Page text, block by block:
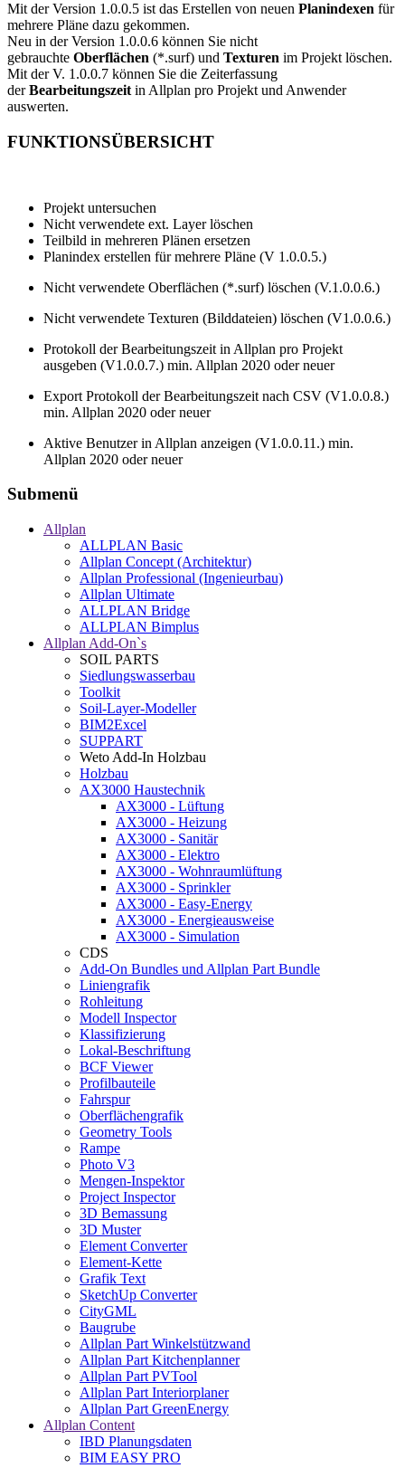
Mit der Version 1.0.0.5 ist das Erstellen von neuen Planindexen für
mehrere Pläne dazu gekommen.
Neu in der Version 1.0.0.6 können Sie nicht
gebrauchte Oberflächen (*.surf) und Texturen im Projekt löschen.
Mit der V. 1.0.0.7 können Sie die Zeiterfassung
derBearbeitungszeit in Allplan pro Projekt und Anwender
auswerten.
FUNKTIONSÜBERSICHT
Projekt untersuchen
Nicht verwendete ext. Layer löschen
Teilbild in mehreren Plänen ersetzen
Planindex erstellen für mehrere Pläne (V 1.0.0.5.)
Nicht verwendete Oberflächen (*.surf) löschen (V.1.0.0.6.)
Nicht verwendete Texturen (Bilddateien) löschen (V1.0.0.6.)
Protokoll der Bearbeitungszeit in Allplan pro Projekt
ausgeben (V1.0.0.7.) min. Allplan 2020 oder neuer
Export Protokoll der Bearbeitungszeit nach CSV (V1.0.0.8.)
min. Allplan 2020 oder neuer
Aktive Benutzer in Allplan anzeigen (V1.0.0.11.) min.
Allplan 2020 oder neuer
Submenü
Allplan
ALLPLAN Basic
Allplan Concept (Architektur)
Allplan Professional (Ingenieurbau)
Allplan Ultimate
ALLPLAN Bridge
ALLPLAN Bimplus
Allplan Add-On`s
SOIL PARTS
Siedlungswasserbau
Toolkit
Soil-Layer-Modeller
BIM2Excel
SUPPART
Weto Add-In Holzbau
Holzbau
AX3000 Haustechnik
AX3000 - Lüftung
AX3000 - Heizung
AX3000 - Sanitär
AX3000 - Elektro
AX3000 - Wohnraumlüftung
AX3000 - Sprinkler
AX3000 - Easy-Energy
AX3000 - Energieausweise
AX3000 - Simulation
CDS
Add-On Bundles und Allplan Part Bundle
Liniengrafik
Rohleitung
Modell Inspector
Klassifizierung
Lokal-Beschriftung
BCF Viewer
Profilbauteile
Fahrspur
Oberflächengrafik
Geometry Tools
Rampe
Photo V3
Mengen-Inspektor
Project Inspector
3D Bemassung
3D Muster
Element Converter
Element-Kette
Grafik Text
SketchUp Converter
CityGML
Baugrube
Allplan Part Winkelstützwand
Allplan Part Kitchenplanner
Allplan Part PVTool
Allplan Part Interiorplaner
Allplan Part GreenEnergy
Allplan Content
IBD Planungsdaten
BIM EASY PRO